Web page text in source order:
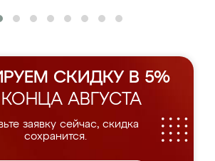
СКИДКУ В 5%
АВГУСТА
заявку сейчас, скидка
сохранится.